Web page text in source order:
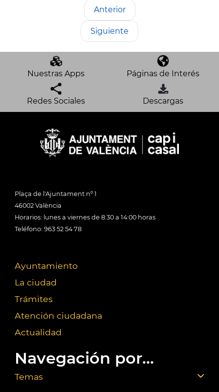
Anterior
Siguiente
Nuestras Apps Páginas de Interés
Redes Sociales Descargas
Plaça de l'Ajuntament nº 1
46002 València
Horarios: lunes a viernes de 8:30 a 14:00 horas
Teléfono: 963 52 54 78
Ayuntamiento
La ciudad
Trámites
Atención ciudadana
Actualidad
Navegación por...
Temas